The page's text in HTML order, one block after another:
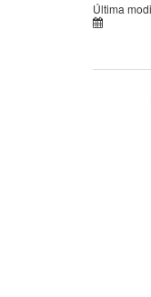
Última